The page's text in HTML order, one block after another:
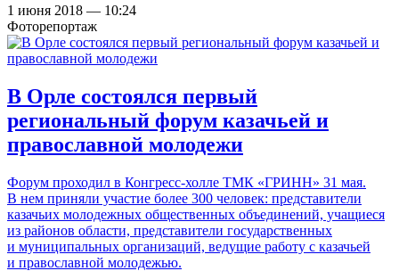
1 июня 2018 — 10:24
Фоторепортаж
В Орле состоялся первый
региональный форум казачьей и
православной молодежи
Форум проходил в Конгресс-холле ТМК «ГРИНН» 31 мая.
В нем приняли участие более 300 человек: представители
казачьих молодежных общественных объединений, учащиеся
из районов области, представители государственных
и муниципальных организаций, ведущие работу с казачьей
и православной молодежью.